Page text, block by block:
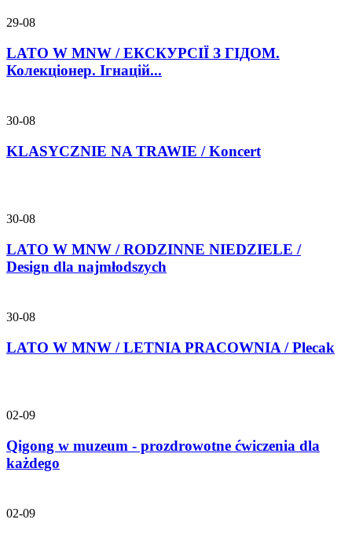
29-08
LATO W MNW / ЕКСКУРСІЇ З ГІДОМ.
Колекціонер. Ігнацій...
30-08
KLASYCZNIE NA TRAWIE / Koncert
30-08
LATO W MNW / RODZINNE NIEDZIELE /
Design dla najmłodszych
30-08
LATO W MNW / LETNIA PRACOWNIA / Plecak
02-09
Qigong w muzeum - prozdrowotne ćwiczenia dla
każdego
02-09